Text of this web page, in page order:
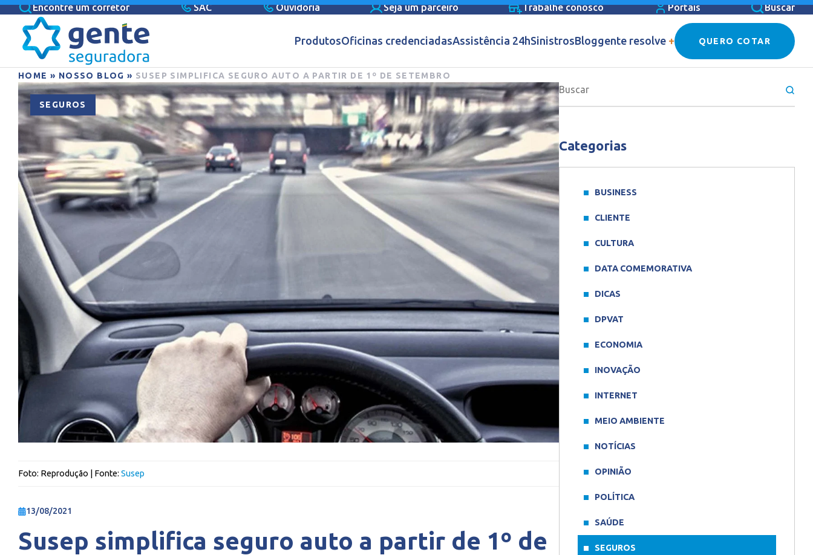
Encontre um corretor SAC Ouvidoria Seja um parceiro Trabalhe conosco Portais Buscar
ProdutosOficinas credenciadasAssistência 24hSinistrosBloggente resolve + QUERO COTAR
HOME » NOSSO BLOG » SUSEP SIMPLIFICA SEGURO AUTO A PARTIR DE 1º DE SETEMBRO
SEGUROS
Foto: Reprodução | Fonte: Susep
13/08/2021
Susep simplifica seguro auto a partir de 1º de
Categorias
BUSINESS
CLIENTE
CULTURA
DATA COMEMORATIVA
DICAS
DPVAT
ECONOMIA
INOVAÇÃO
INTERNET
MEIO AMBIENTE
NOTÍCIAS
OPINIÃO
POLÍTICA
SAÚDE
SEGUROS